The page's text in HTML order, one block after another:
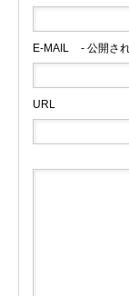
E-MAIL - 公開さ
URL